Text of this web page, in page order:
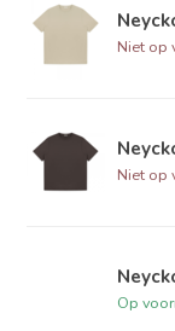
Niet op
Niet op
Op